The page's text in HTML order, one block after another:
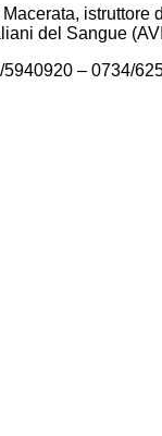
istruttore
del Sangue
– 0734/